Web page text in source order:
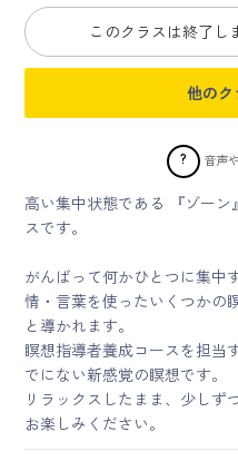
クラス参加にあたっ
特定商取引にかかわ
このクラスは終了し
他の
? 音声
高い集中状態である 『ゾー
スです。
がんばって何かひとつに集中
情・言葉を使ったいくつかの
と導かれます。
瞑想指導者養成コースを担当
でにない新感覚の瞑想です。
リラックスしたまま、少しず
お楽しみください。